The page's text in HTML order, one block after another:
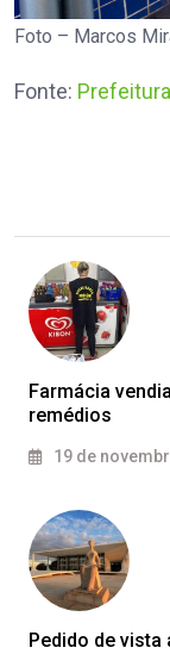
Foto – Marcos
Fonte:
Farmácia
remédios
19 de
Pedido de